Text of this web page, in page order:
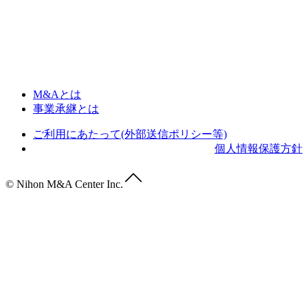
M&Aとは
事業承継とは
ご利用にあたって(外部送信ポリシー等)
個人情報保護方針
© Nihon M&A Center Inc.